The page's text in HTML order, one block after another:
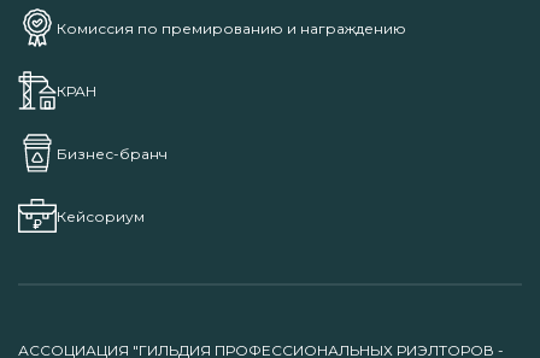
Комиссия по премированию и награждению
КРАН
Бизнес-бранч
Кейсориум
АССОЦИАЦИЯ "ГИЛЬДИЯ ПРОФЕССИОНАЛЬНЫХ РИЭЛТОРОВ -